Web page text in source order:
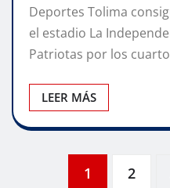
Deportes Tolima
el estadio La
Patriotas por los
LEER MÁS
Navegación
1 2